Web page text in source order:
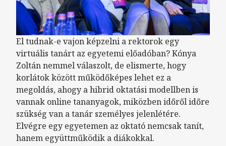
El tudnak-e vajon képzelni a rektorok egy
virtuális tanárt az egyetemi előadóban? Kónya
Zoltán nemmel válaszolt, de elismerte, hogy
korlátok között működőképes lehet ez a
megoldás, ahogy a hibrid oktatási modellben is
vannak online tananyagok, miközben időről időre
szükség van a tanár személyes jelenlétére.
Elvégre egy egyetemen az oktató nemcsak tanít,
hanem együttműködik a diákokkal.